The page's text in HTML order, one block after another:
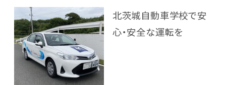
北茨城自動車学校で安
心・安全な運転を